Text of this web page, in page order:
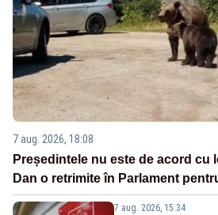
7 aug. 2026, 18:08
Președintele nu este de acord cu
Dan o retrimite în Parlament
7 aug. 2026, 15:34